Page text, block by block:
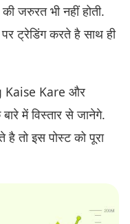
जरुरत भी नहीं होती.
ट्रेडिंग करते है साथ ही
Kaise Kare और
में विस्तार से जानेगे.
तो इस पोस्ट को पूरा